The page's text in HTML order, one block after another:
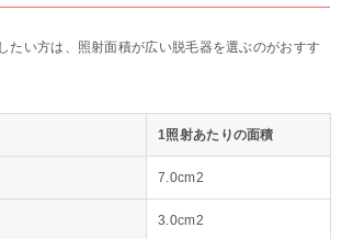
たい方は、照射面積が広い脱毛器を選ぶのがおすす
1照射あたりの面積
7.0cm2
3.0cm2